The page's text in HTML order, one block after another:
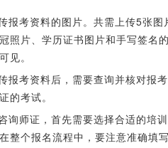
报考资料的图片。共需上传5张
照片、学历证书图片和手写签名
见。
报考资料后，需要查询并核对报
的考试。
询师证，首先需要选择合适的培
整个报名流程中，要注意准确填